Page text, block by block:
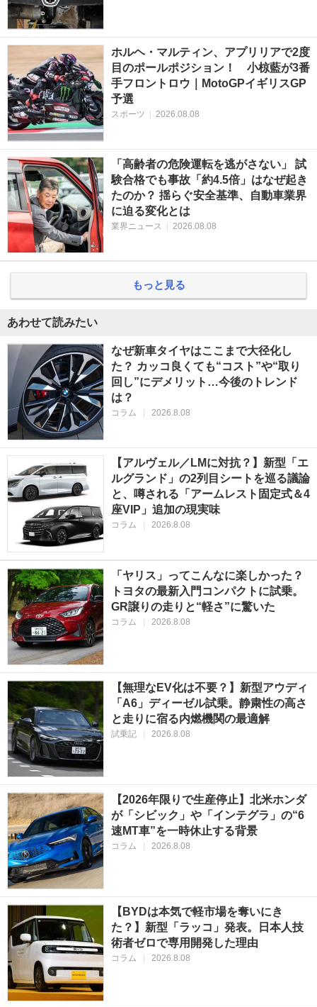
ホルヘ・マルティン、アプリリアで2度
目のポールポジション！ 小椋藍が3番
手フロントロウ｜MotoGPイギリスGP
予選
スポーツ | 2026.08.08
「高齢者の危険運転を逃がさない」 試
験合格でも事故「約4.5倍」はなぜ起き
たのか？ 揺らぐ安全基準、自動車業界
に迫る変化とは
業界ニュース | 2026.08.08
もっと見る
あわせて読みたい
なぜ新車タイヤはここまで大径化し
た？ カッコ良くても“コスト”や“取り
回し”にデメリット…今後のトレンド
は？
コラム 2026.8.08
【アルヴェル／LMに対抗？】新型「エ
ルグランド」の2列目シートを巡る議論
と、噂される「アームレスト固定式＆4
座VIP」追加の現実味
コラム 2026.8.08
「ヤリス」ってこんなに楽しかった？
トヨタの最新入門コンパクトに試乗。
GR譲りの走りと“軽さ”に驚いた
コラム 2026.8.08
【無理なEV化は不要？】新型アウディ
「A6」ディーゼル試乗。静粛性の高さ
と走りに宿る内燃機関の最適解
試乗記 2026.8.08
【2026年限りで生産停止】北米ホンダ
が「シビック」や「インテグラ」の“6
速MT車”を一時休止する背景
コラム 2026.8.08
【BYDは本気で軽市場を奪いにき
た？】新型「ラッコ」発表。日本人技
術者ゼロで専用開発した理由
コラム 2026.8.08